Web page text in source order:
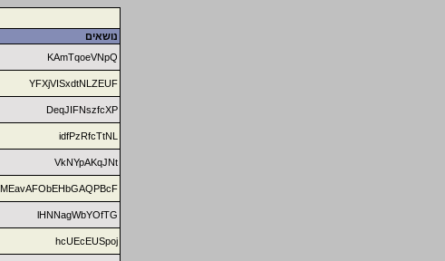
נושאים
KAmTqoeVNpQ
YFXjVISxdtNLZEUF
DeqJIFNszfcXP
idfPzRfcTtNL
VkNYpAKqJNt
MEavAFObEHbGAQPBcF
lHNNagWbYOfTG
hcUEcEUSpoj